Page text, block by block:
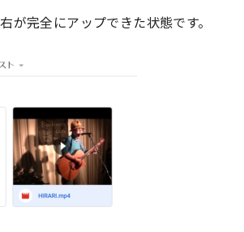
が完全にアップできた状態です。